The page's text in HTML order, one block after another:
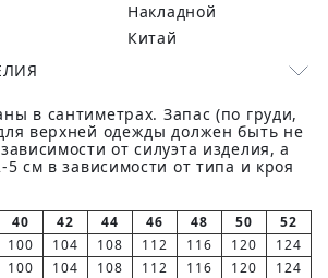
Накладной
Китай
в сантиметрах. Запас (по груди,
верхней одежды должен быть не
от силуэта изделия, а
см в зависимости от типа и кроя
40 42 44 46 48 50
52
100 104 108 112 116 120
124
100 104 108 112 116 120
124